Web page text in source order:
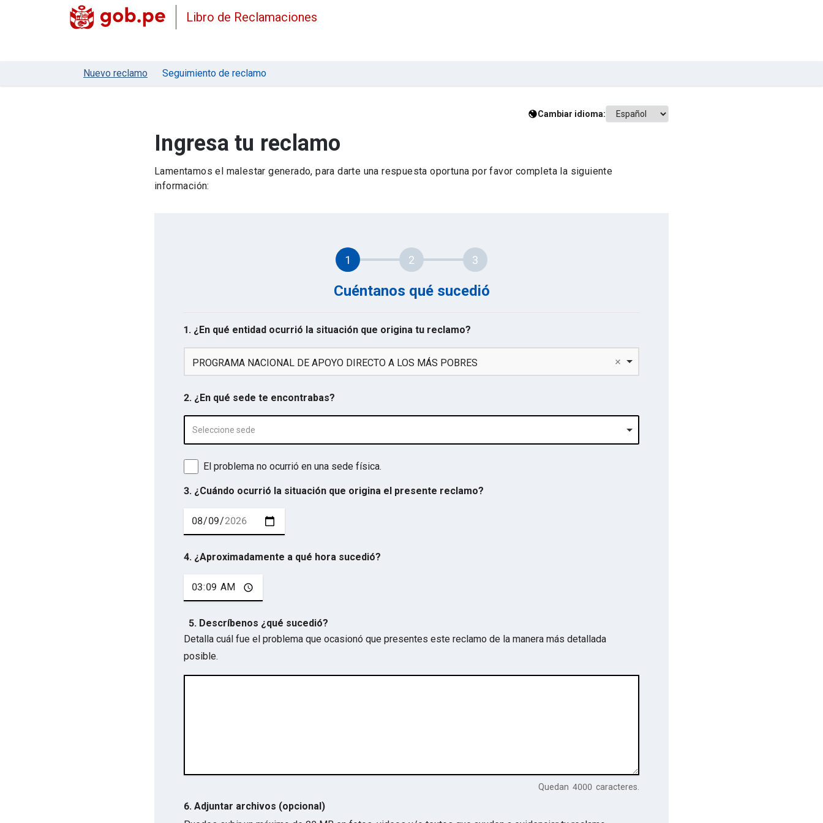
Libro de Reclamaciones
Nuevo reclamo Seguimiento de reclamo
Cambiar idioma:
Ingresa tu reclamo
Lamentamos el malestar generado, para darte una respuesta oportuna por favor completa la siguiente
información:
1 2 3
Cuéntanos qué sucedió
1. ¿En qué entidad ocurrió la situación que origina tu reclamo?
PROGRAMA NACIONAL DE APOYO DIRECTO A LOS MÁS POBRES
2. ¿En qué sede te encontrabas?
Seleccione sede
El problema no ocurrió en una sede física.
3. ¿Cuándo ocurrió la situación que origina el presente reclamo?
4. ¿Aproximadamente a qué hora sucedió?
5. Descríbenos ¿qué sucedió?
Detalla cuál fue el problema que ocasionó que presentes este reclamo de la manera más detallada
posible.
Quedan 4000 caracteres.
6. Adjuntar archivos (opcional)